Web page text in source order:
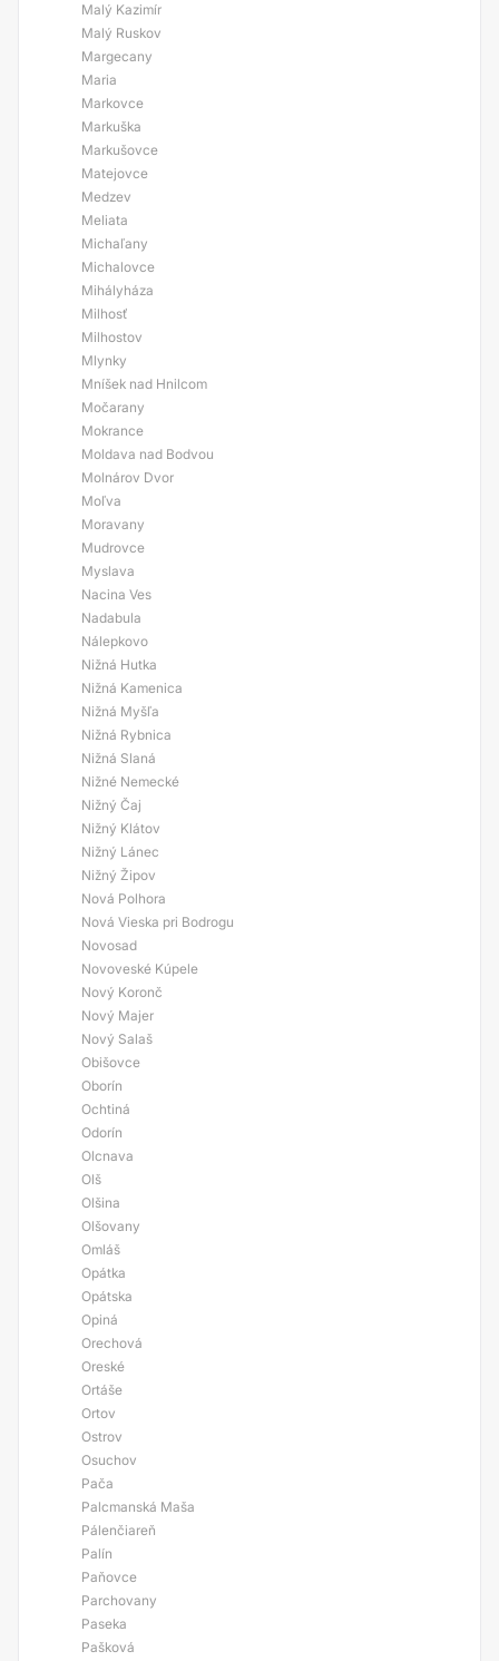
Malý Kazimír
Malý Ruskov
Margecany
Maria
Markovce
Markuška
Markušovce
Matejovce
Medzev
Meliata
Michaľany
Michalovce
Mihályháza
Milhosť
Milhostov
Mlynky
Mníšek nad Hnilcom
Močarany
Mokrance
Moldava nad Bodvou
Molnárov Dvor
Moľva
Moravany
Mudrovce
Myslava
Nacina Ves
Nadabula
Nálepkovo
Nižná Hutka
Nižná Kamenica
Nižná Myšľa
Nižná Rybnica
Nižná Slaná
Nižné Nemecké
Nižný Čaj
Nižný Klátov
Nižný Lánec
Nižný Žipov
Nová Polhora
Nová Vieska pri Bodrogu
Novosad
Novoveské Kúpele
Nový Koronč
Nový Majer
Nový Salaš
Obišovce
Oborín
Ochtiná
Odorín
Olcnava
Olš
Olšina
Olšovany
Omláš
Opátka
Opátska
Opiná
Orechová
Oreské
Ortáše
Ortov
Ostrov
Osuchov
Pača
Palcmanská Maša
Pálenčiareň
Palín
Paňovce
Parchovany
Paseka
Pašková